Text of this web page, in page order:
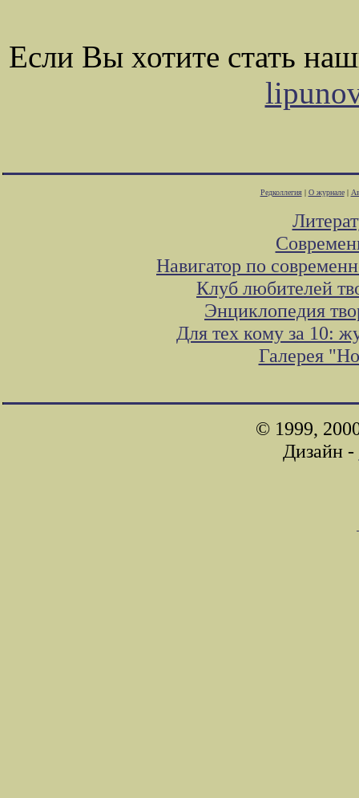
Если Вы хотите стать
Редколлегия| О журнале|
Навигатор по
Клуб любителей
Энциклопедия
Для тех кому за 10:
Галерея
© 1999,
Дизайн -